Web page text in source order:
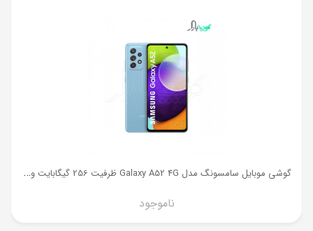
گ
وشی موبایل سامسونگ مدل Galaxy A52 4G ظرفیت 256 گیگابایت و رم 8 گیگ
ناموجود